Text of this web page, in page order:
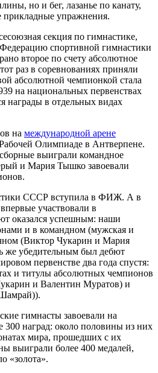
но и бег, лазанье по канату,
прикладные упражнения.
секция по гимнастике,
спортивной гимнастики
второе по счету абсолютное
раз в соревнованиях приняли
абсолютной чемпионкой стала
на национальных первенствах
награды в отдельных видах
на международной арене
Олимпиаде в Антверпене.
выиграли командное
и Мария Тышко завоевали
СССР вступила в ФИЖ. А в
участвовали в
оказался успешным: наши
и в командном (мужская и
(Виктор Чукарин и Мария
же убедительным был дебют
первенстве два года спустя:
и титулы абсолютных чемпионов
и Валентин Муратов) и
гимнасты завоевали на
наград: около половины из них
мира, прошедших с их
выиграли более 400 медалей,
«золота».